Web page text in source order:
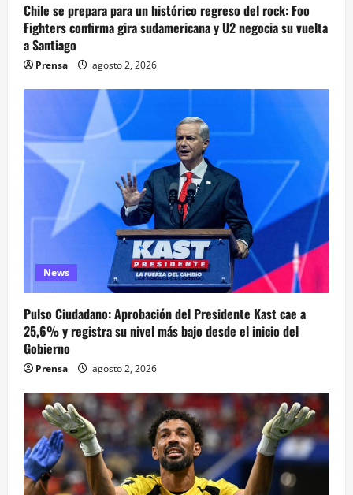
Chile se prepara para un histórico regreso del rock: Foo
Fighters confirma gira sudamericana y U2 negocia su vuelta
a Santiago
Prensa agosto 2, 2026
News
Pulso Ciudadano: Aprobación del Presidente Kast cae a
25,6% y registra su nivel más bajo desde el inicio del
Gobierno
Prensa agosto 2, 2026